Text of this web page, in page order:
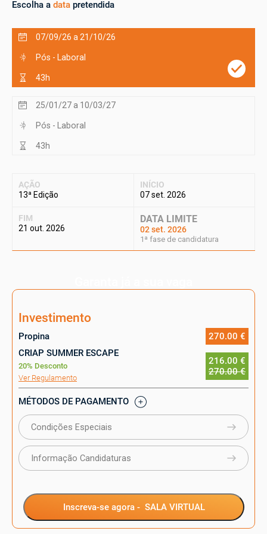
Escolha a data pretendida
07/09/26 a 21/10/26
Pós - Laboral
43h
25/01/27 a 10/03/27
Pós - Laboral
43h
AÇÃO
13ª Edição
INÍCIO
07 set. 2026
FIM
21 out. 2026
DATA LIMITE
02 set. 2026
1ª fase de candidatura
Investimento
Propina
270.00 €
CRIAP SUMMER ESCAPE
20% Desconto
Ver Regulamento
216.00 €
270.00 €
MÉTODOS DE PAGAMENTO
Condições Especiais
Informação Candidaturas
Inscreva-se agora - SALA VIRTUAL